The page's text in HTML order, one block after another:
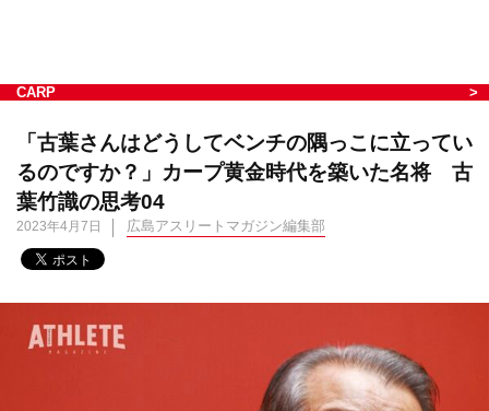
CARP
「古葉さんはどうしてベンチの隅っこに立ってい
るのですか？」カープ黄金時代を築いた名将 古
葉竹識の思考04
2023年4月7日 広島アスリートマガジン編集部